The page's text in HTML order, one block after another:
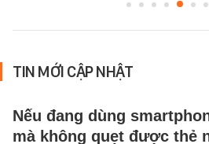
TIN MỚI CẬP NHẬT
Nếu đang dùng
mà không quẹt được thẻ